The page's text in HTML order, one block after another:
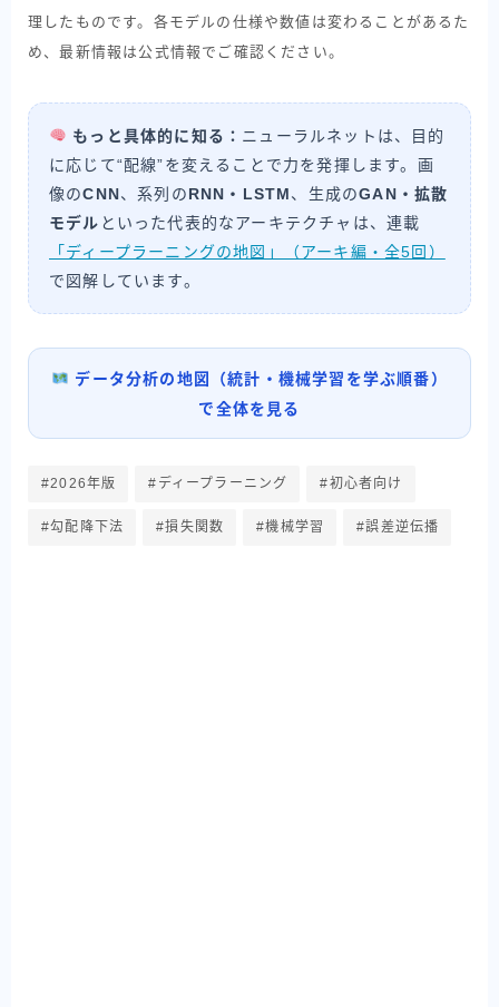
理したものです。各モデルの仕様や数値は変わることがあるた
め、最新情報は公式情報でご確認ください。
もっと具体的に知る： ニューラルネットは、目的
に応じて“配線”を変えることで力を発揮します。画
像のCNN、系列のRNN・LSTM、生成のGAN・拡散
モデル といった代表的なアーキテクチャは、連載
「ディープラーニングの地図」（アーキ編・全5回）
で図解しています。
データ分析の地図（統計・機械学習を学ぶ順番）
で全体を見る
#2026年版 #ディープラーニング #初心者向け
#勾配降下法 #損失関数 #機械学習 #誤差逆伝播